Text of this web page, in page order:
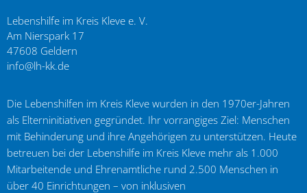
Lebenshilfe im Kreis Kleve e. V.
Am Nierspark 17
47608 Geldern
info@lh-kk.de
Die Lebenshilfen im Kreis Kleve wurden in den 1970er-Jahren
als Elterninitiativen gegründet. Ihr vorrangiges Ziel: Menschen
mit Behinderung und ihre Angehörigen zu unterstützen. Heute
betreuen bei der Lebenshilfe im Kreis Kleve mehr als 1.000
Mitarbeitende und Ehrenamtliche rund 2.500 Menschen in
über 40 Einrichtungen – von inklusiven